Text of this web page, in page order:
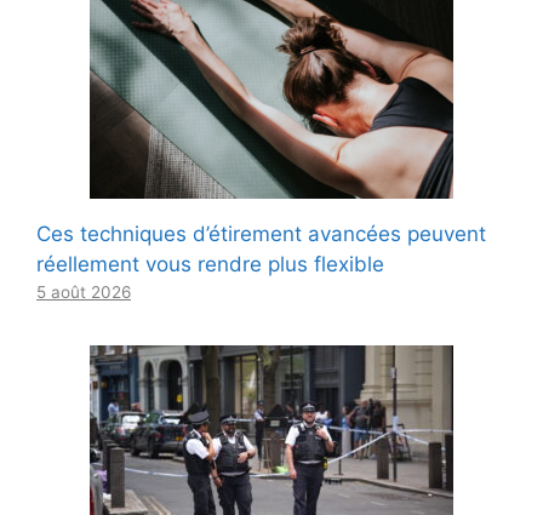
Ces techniques d’étirement avancées peuvent
réellement vous rendre plus flexible
5 août 2026